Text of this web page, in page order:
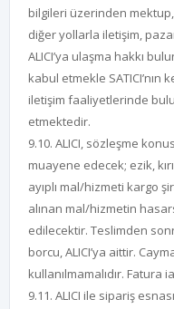
bilgileri üzerinden
diğer yollarla iletişim,
ALICI’ya ulaşma hakkı
kabul etmekle
iletişim faaliyetlerinde
etmektedir.
9.10. ALICI, sözleşme
muayene edecek; ezik,
ayıplı mal/hizmeti kargo
alınan mal/hizmetin
edilecektir. Teslimden
borcu, ALICI’ya aittir.
kullanılmamalıdır. Fatura
9.11. ALICI ile sipariş